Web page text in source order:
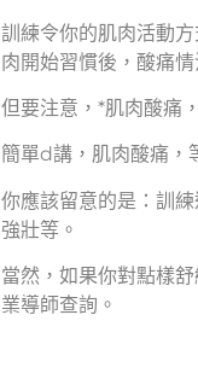
訓練令你的肌肉活動
肉開始習慣後，酸痛
但要注意，*肌肉酸痛
簡單d講，肌肉酸痛，
你應該留意的是：訓練
強壯等。
當然，如果你對點樣
業導師查詢。